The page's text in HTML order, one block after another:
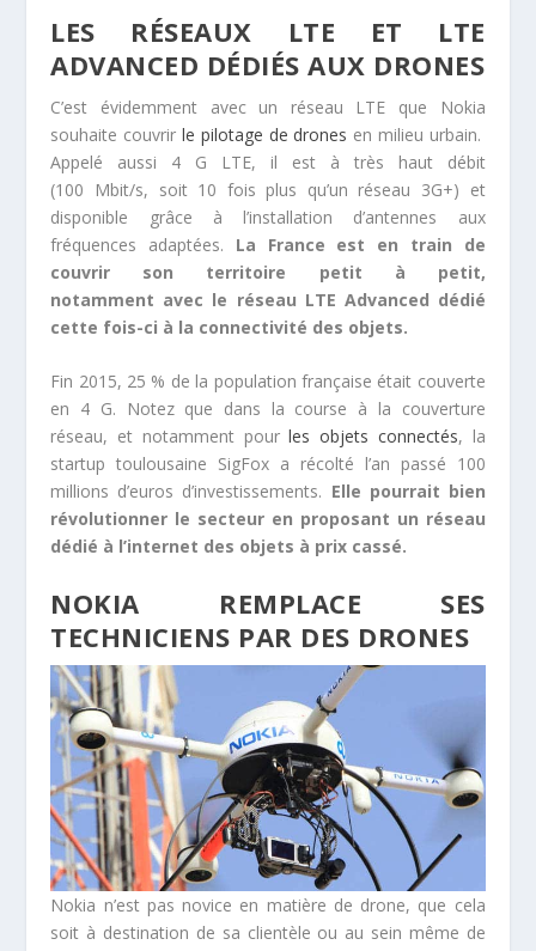
LES RÉSEAUX LTE ET LTE
ADVANCED DÉDIÉS AUX DRONES
C’est évidemment avec un réseau LTE que Nokia
souhaite couvrir le pilotage de drones en milieu urbain.
Appelé aussi 4 G LTE, il est à très haut débit
(100 Mbit/s, soit 10 fois plus qu’un réseau 3G+) et
disponible grâce à l’installation d’antennes aux
fréquences adaptées. La France est en train de
couvrir son territoire petit à petit,
notamment avec le réseau LTE Advanced dédié
cette fois-ci à la connectivité des objets.
Fin 2015, 25 % de la population française était couverte
en 4 G. Notez que dans la course à la couverture
réseau, et notamment pourles objets connectés, la
startup toulousaine SigFox a récolté l’an passé 100
millions d’euros d’investissements. Elle pourrait bien
révolutionner le secteur en proposant un réseau
dédié à l’internet des objets à prix cassé.
NOKIA REMPLACE SES
TECHNICIENS PAR DES DRONES
Nokia n’est pas novice en matière de drone, que cela
soit à destination de sa clientèle ou au sein même de